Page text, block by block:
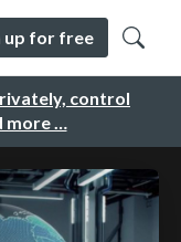
control
more …
up for free